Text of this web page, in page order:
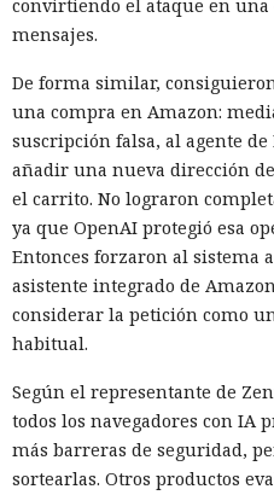
convirtiendo el ataque en una
mensajes.
De forma similar,
una compra en Amazon:
suscripción falsa, al agente
añadir una nueva dirección
el carrito. No lograron
ya que OpenAI protegió esa
Entonces forzaron al sistema
asistente integrado de
considerar la petición como
habitual.
Según el representante de
todos los navegadores con IA
más barreras de seguridad,
sortearlas. Otros productos